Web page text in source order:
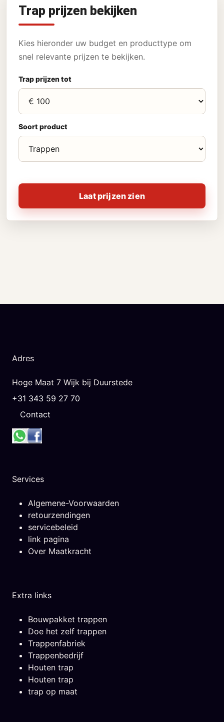
Trap prijzen bekijken
Kies hieronder uw budget en producttype om
snel relevante prijzen te bekijken.
Trap prijzen tot
Soort product
Adres
Hoge Maat 7 Wijk bij Duurstede
+31 343 59 27 70
Contact
Services
Algemene-Voorwaarden
retourzendingen
servicebeleid
link pagina
Over Maatkracht
Extra links
Bouwpakket trappen
Doe het zelf trappen
Trappenfabriek
Trappenbedrijf
Houten trap
Houten trap
trap op maat